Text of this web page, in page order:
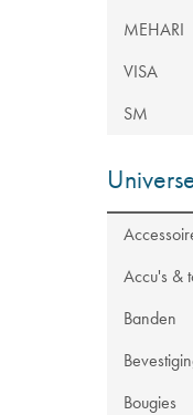
MEHARI
VISA
SM
Accu's &
Banden
Bougies